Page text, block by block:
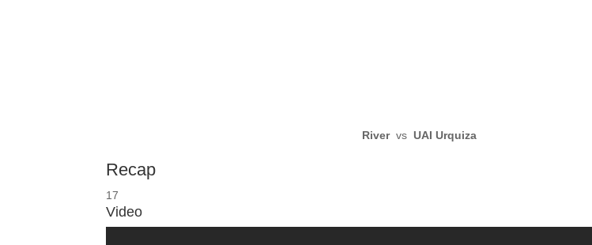
River vs UAI Urquiza
Recap
17
Video